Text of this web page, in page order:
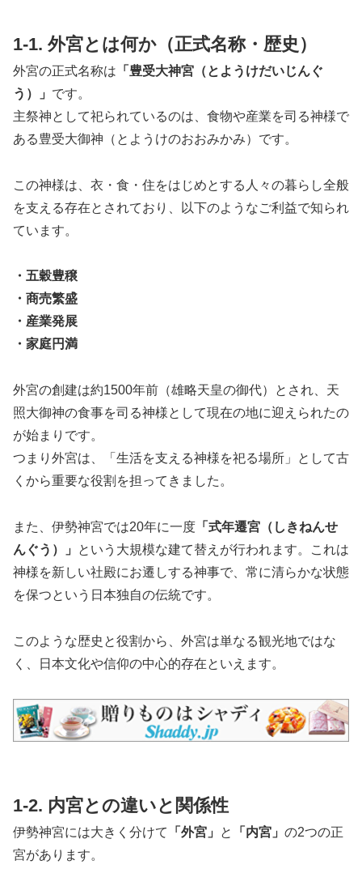
1-1. 外宮とは何か（正式名称・歴史）
外宮の正式名称は 「豊受大神宮（とようけだいじんぐ
う）」 です。
主祭神として祀られているのは、食物や産業を司る神様で
ある豊受大御神（とようけのおおみかみ）です。
この神様は、衣・食・住をはじめとする人々の暮らし全般
を支える存在とされており、以下のようなご利益で知られ
ています。
・五穀豊穣
・商売繁盛
・産業発展
・家庭円満
外宮の創建は約1500年前（雄略天皇の御代）とされ、天
照大御神の食事を司る神様として現在の地に迎えられたの
が始まりです。
つまり外宮は、「生活を支える神様を祀る場所」として古
くから重要な役割を担ってきました。
また、伊勢神宮では20年に一度 「式年遷宮（しきねんせ
んぐう）」
という大規模な建て替えが行われます。これは
神様を新しい社殿にお遷しする神事で、常に清らかな状態
を保つという日本独自の伝統です。
このような歴史と役割から、外宮は単なる観光地ではな
く、日本文化や信仰の中心的存在といえます。
1-2. 内宮との違いと関係性
伊勢神宮には大きく分けて 「外宮」 と 「内宮」 の2つの正
宮があります。